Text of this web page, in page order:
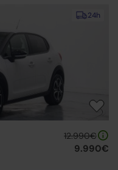
24h
12.990€
9.990€